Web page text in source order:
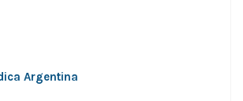
Argentina